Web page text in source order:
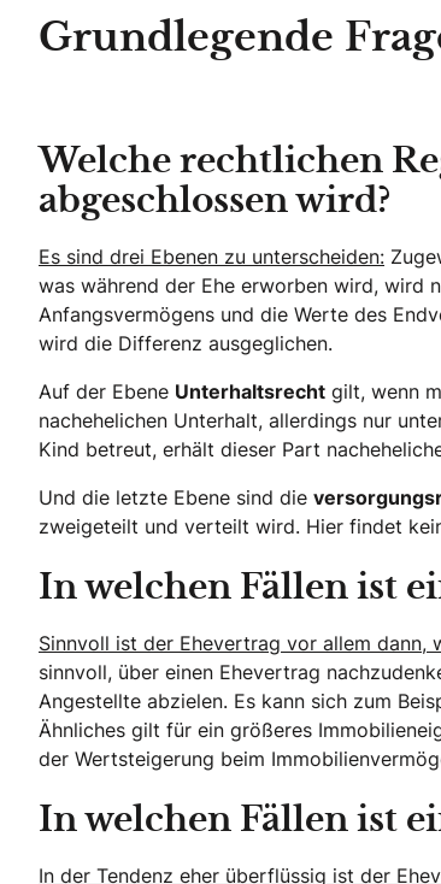
Grundlegende
Welche rechtlichen
abgeschlossen wird?
Es sind drei Ebenen zu unterscheiden:
was während der Ehe erworben wird, wird
Anfangsvermögens und die Werte des
wird die Differenz ausgeglichen.
Auf der Ebene Unterhaltsrecht gilt, wenn
nachehelichen Unterhalt, allerdings nur
Kind betreut, erhält dieser Part
Und die letzte Ebene sind die
zweigeteilt und verteilt wird. Hier findet
In welchen Fällen ist
Sinnvoll ist der Ehevertrag vor allem dann,
sinnvoll, über einen Ehevertrag
Angestellte abzielen. Es kann sich zum
Ähnliches gilt für ein größeres
der Wertsteigerung beim
In welchen Fällen ist
In der Tendenz eher überflüssig ist der